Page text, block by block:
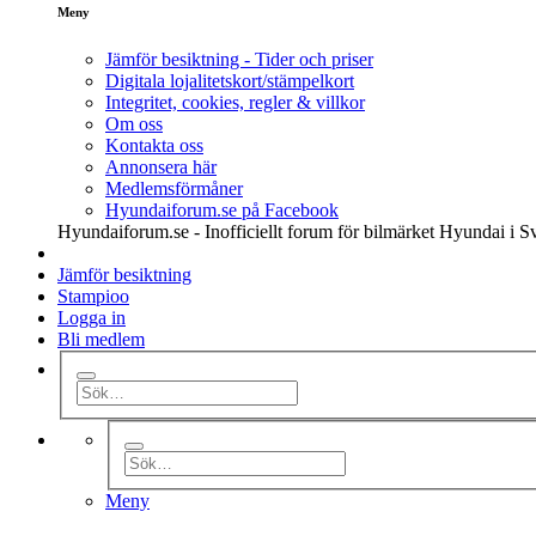
Meny
Jämför besiktning - Tider och priser
Digitala lojalitetskort/stämpelkort
Integritet, cookies, regler & villkor
Om oss
Kontakta oss
Annonsera här
Medlemsförmåner
Hyundaiforum.se på Facebook
Hyundaiforum.se - Inofficiellt forum för bilmärket Hyundai i
Jämför besiktning
Stampioo
Logga in
Bli medlem
Meny